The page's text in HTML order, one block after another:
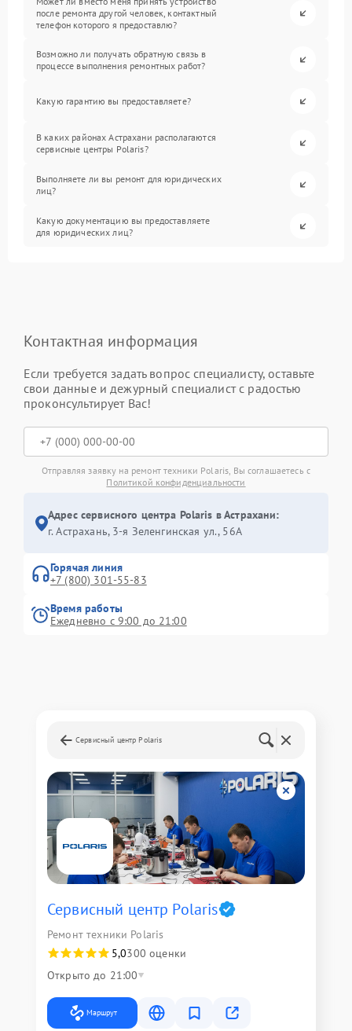
после ремонта другой человек, контактный
телефон которого я предоставлю?
Возможно ли получать обратную связь в
процессе выполнения ремонтных работ?
Какую гарантию вы предоставляете?
В каких районах Астрахани располагаются
сервисные центры Polaris?
Выполняете ли вы ремонт для юридических
лиц?
Какую документацию вы предоставляете
для юридических лиц?
Контактная информация
Если требуется задать вопрос специалисту, оставьте
свои данные и дежурный специалист с радостью
проконсультирует Вас!
Отправляя заявку на ремонт техники Polaris, Вы соглашаетесь с
Политикой конфиденциальности
Адрес сервисного центра Polaris в Астрахани:
г. Астрахань, 3-я Зеленгинская ул., 56А
Горячая линия
+7 (800) 301-55-83
Время работы
Ежедневно с 9:00 до 21:00
Сервисный центр Polaris
Сервисный центр Polaris
Ремонт техники Polaris
5,0300 оценки
Открыто до 21:00
Маршрут